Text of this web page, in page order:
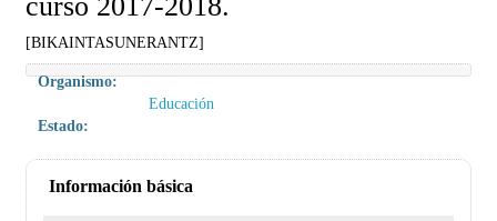
[BIKAINTASUNERANTZ]
Organismo:
Educación
Estado:
Información básica